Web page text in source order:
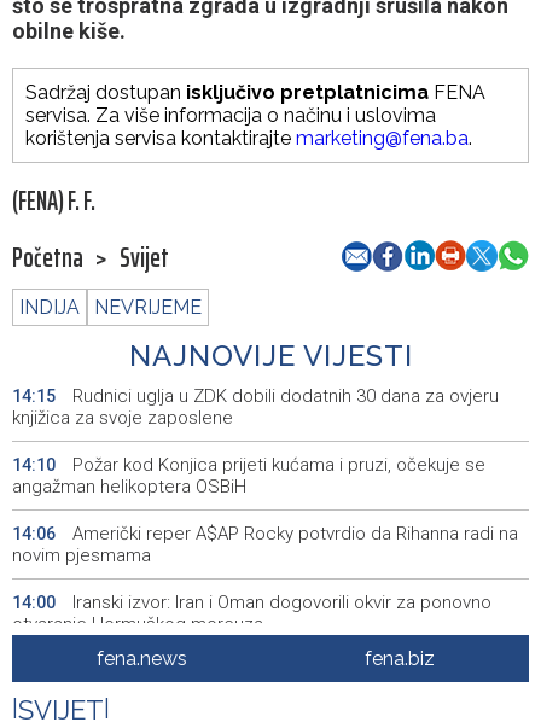
što se trospratna zgrada u izgradnji srušila nakon
obilne kiše.
Sadržaj dostupan isključivo pretplatnicima FENA
servisa. Za više informacija o načinu i uslovima
korištenja servisa kontaktirajte marketing@fena.ba.
(FENA) F. F.
Početna > Svijet
INDIJA NEVRIJEME
NAJNOVIJE VIJESTI
14:15
Rudnici uglja u ZDK dobili dodatnih 30 dana za ovjeru
knjižica za svoje zaposlene
14:10
Požar kod Konjica prijeti kućama i pruzi, očekuje se
angažman helikoptera OSBiH
14:06
Američki reper A$AP Rocky potvrdio da Rihanna radi na
novim pjesmama
14:00
Iranski izvor: Iran i Oman dogovorili okvir za ponovno
otvaranje Hormuškog moreuza
Njemački sud osudio Afganistanca na doživotnu robiju
zbog ubistva majke i djeteta
fena.news fena.biz
SVIJET